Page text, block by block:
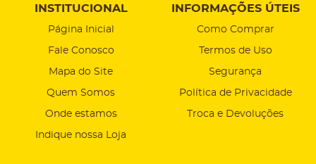
INSTITUCIONAL
Página Inicial
Fale Conosco
Mapa do Site
Quem Somos
Onde estamos
Indique nossa Loja
INFORMAÇÕES ÚTEIS
Como Comprar
Termos de Uso
Segurança
Política de Privacidade
Troca e Devoluções